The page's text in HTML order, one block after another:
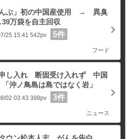
ぶ」初の中国産使用 → 異臭
万袋を自主回収
25 15:41 542pv 5件
フード
し入れ 断固受け入れず 中国
沖ノ鳥島は島ではなく岩」
02 03:43 398pv 3件
ニュース